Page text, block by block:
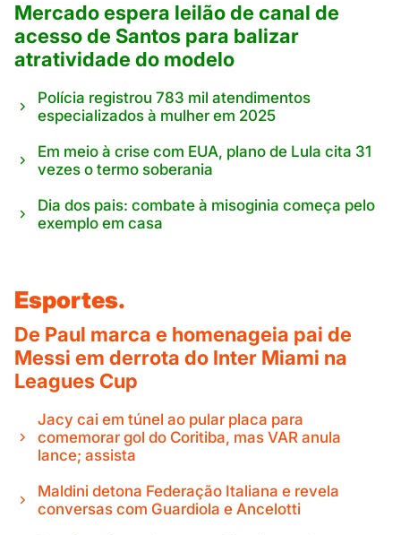
Mercado espera leilão de canal de
acesso de Santos para balizar
atratividade do modelo
Polícia registrou 783 mil atendimentos
especializados à mulher em 2025
Em meio à crise com EUA, plano de Lula cita 31
vezes o termo soberania
Dia dos pais: combate à misoginia começa pelo
exemplo em casa
Esportes.
De Paul marca e homenageia pai de
Messi em derrota do Inter Miami na
Leagues Cup
Jacy cai em túnel ao pular placa para
comemorar gol do Coritiba, mas VAR anula
lance; assista
Maldini detona Federação Italiana e revela
conversas com Guardiola e Ancelotti